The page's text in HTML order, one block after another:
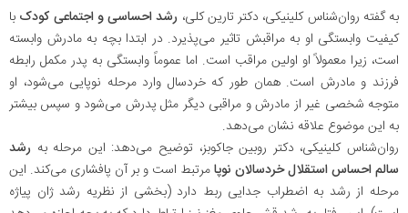
به گفته روان‌شناس کلینیکی، دکتر تارین کلی، رشد احساسی و اجتماعی کودک با
کیفیت وابستگی او به مراقبش تاثیر می‌پذیرد. در ابتدا بچه به مادرش وابسته
است، زیرا معمولاً او اولین مراقب است. اما عموماً وابستگی به پدر مکمل رابطه
فرزند و مادرش است. همان طور که خردسال وارد مرحله نوپایی می‌شود، او
متوجه شخصی غیر از مادرش و مراقبی دیگر مثل پدرش می‌شود و سپس بیشتر
به این موضوع علاقه نشان می‌دهد.
روان‌شناس کلینیکی، دکتر روبین جاکوبز، توضیح می‌دهد: این مرحله به رشد
سالم احساس استقلال خردسالان نوپامرتبط است و بر آن پافشاری می‌کند. این
مرحله از رشد به اضطراب جدایی ربط دارد (بخشی از نظریه رشد ژان پیاژه